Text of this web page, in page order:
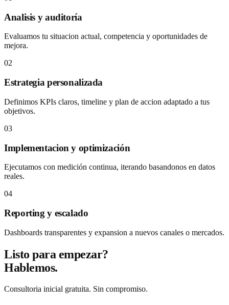
Analisis y auditoría
Evaluamos tu situacion actual, competencia y oportunidades de
mejora.
02
Estrategia personalizada
Definimos KPIs claros, timeline y plan de accion adaptado a tus
objetivos.
03
Implementacion y optimización
Ejecutamos con medición continua, iterando basandonos en datos
reales.
04
Reporting y escalado
Dashboards transparentes y expansion a nuevos canales o mercados.
Listo para empezar?
Hablemos.
Consultoria inicial gratuita. Sin compromiso.